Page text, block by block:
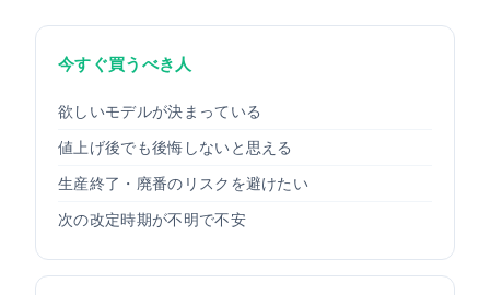
今すぐ買うべき人
欲しいモデルが決まっている
値上げ後でも後悔しないと思える
生産終了・廃番のリスクを避けたい
次の改定時期が不明で不安